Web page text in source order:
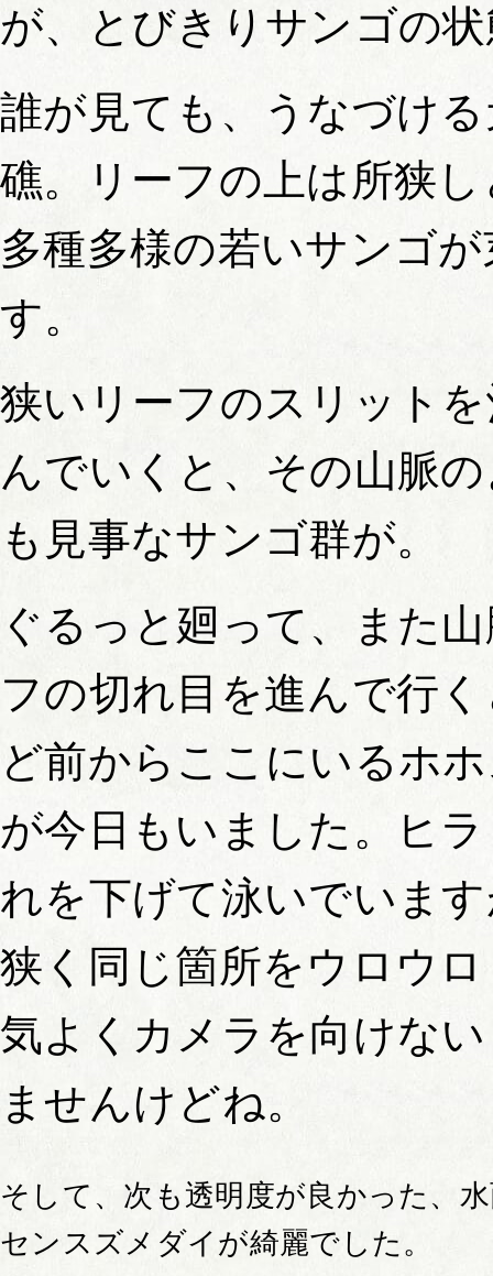
が、とびきりサンゴの
誰が見ても、うなづけ
礁。リーフの上は所狭
多種多様の若いサンゴ
す。
狭いリーフのスリット
んでいくと、その山脈
も見事なサンゴ群が。
ぐるっと廻って、また
フの切れ目を進んで行
ど前からここにいるホ
が今日もいました。ヒ
れを下げて泳いでいま
狭く同じ箇所をウロウ
気よくカメラを向けな
ませんけどね。
そして、次も透明度が良かった、
センスズメダイが綺麗でした。